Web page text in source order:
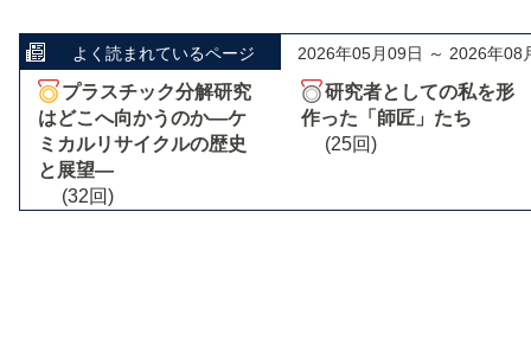
よく読まれているページ 2026年05月09日 ～ 2026年08
プラスチック分解研究
はどこへ向かうのか―ケ
ミカルリサイクルの歴史
と展望―
(32回)
研究者としての私を形
作った「師匠」たち
(25回)